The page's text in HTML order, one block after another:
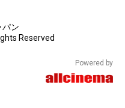
パン
Reserved
Powered by